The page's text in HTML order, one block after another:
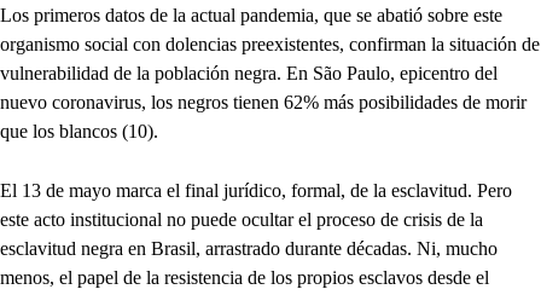
Los primeros datos de la actual pandemia, que se abatió sobre este
organismo social con dolencias preexistentes, confirman la situación de
vulnerabilidad de la población negra. En São Paulo, epicentro del
nuevo coronavirus, los negros tienen 62% más posibilidades de morir
que los blancos (10).
El 13 de mayo marca el final jurídico, formal, de la esclavitud. Pero
este acto institucional no puede ocultar el proceso de crisis de la
esclavitud negra en Brasil, arrastrado durante décadas. Ni, mucho
menos, el papel de la resistencia de los propios esclavos desde el